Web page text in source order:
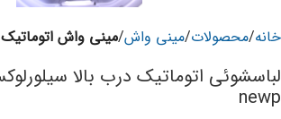
خانه محصولات مینی واش مینی واش اتوماتیک
newp